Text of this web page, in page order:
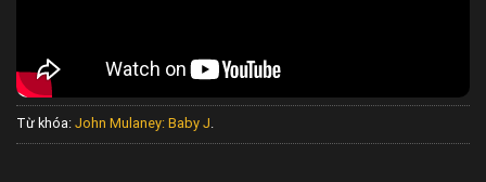
Từ khóa: John Mulaney: Baby J.